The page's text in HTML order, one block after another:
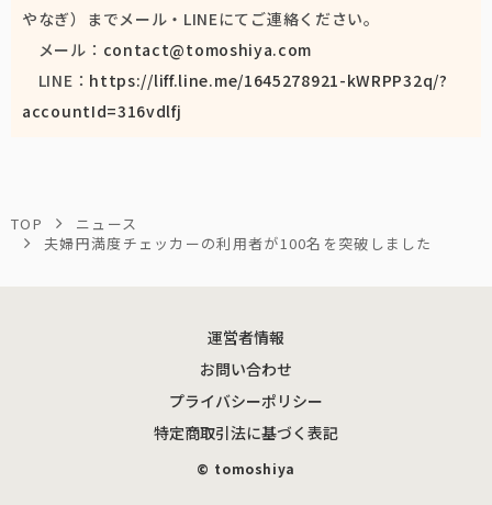
やなぎ）までメール・LINEにてご連絡ください。
メール： contact@tomoshiya.com
LINE： https://liff.line.me/1645278921-kWRPP32q/?
accountId=316vdlfj
TOP
ニュース
夫婦円満度チェッカーの利用者が100名を突破しました
運営者情報
お問い合わせ
プライバシーポリシー
特定商取引法に基づく表記
©︎ tomoshiya